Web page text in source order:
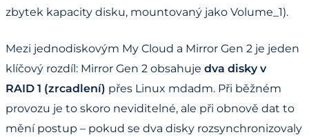
zbytek kapacity disku, mountovaný jako Volume_1).
Mezi jednodiskovým My Cloud a Mirror Gen 2 je jeden
klíčový rozdíl: Mirror Gen 2 obsahuje dva disky v
RAID 1 (zrcadlení) přes Linux mdadm. Při běžném
provozu je to skoro neviditelné, ale při obnově dat to
mění postup – pokud se dva disky rozsynchronizovaly